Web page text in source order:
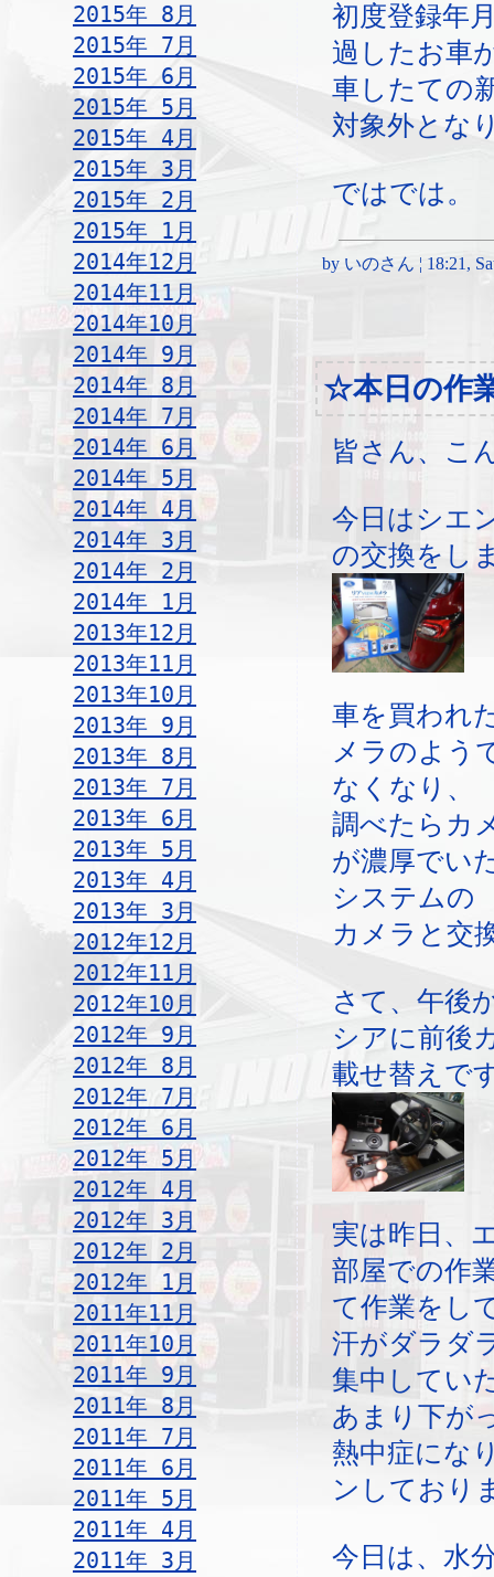
2015年 8月
2015年 7月
2015年 6月
2015年 5月
2015年 4月
2015年 3月
2015年 2月
2015年 1月
2014年12月
2014年11月
2014年10月
2014年 9月
2014年 8月
2014年 7月
2014年 6月
2014年 5月
2014年 4月
2014年 3月
2014年 2月
2014年 1月
2013年12月
2013年11月
2013年10月
2013年 9月
2013年 8月
2013年 7月
2013年 6月
2013年 5月
2013年 4月
2013年 3月
2012年12月
2012年11月
2012年10月
2012年 9月
2012年 8月
2012年 7月
2012年 6月
2012年 5月
2012年 4月
2012年 3月
2012年 2月
2012年 1月
2011年11月
2011年10月
2011年 9月
2011年 8月
2011年 7月
2011年 6月
2011年 5月
2011年 4月
2011年 3月
初度登録年
過したお車
車したての
対象外とな
ではでは。
by いのさん ¦ 18:21,
☆本日の作
皆さん、こ
今日はシエ
の交換をし
車を買われ
メラのよう
なくなり、
調べたらカ
が濃厚でい
システムの
カメラと交
さて、午後
シアに前後
載せ替えで
実は昨日、
部屋での作
て作業をし
汗がダラダ
集中してい
あまり下が
熱中症にな
ンしており
今日は、水